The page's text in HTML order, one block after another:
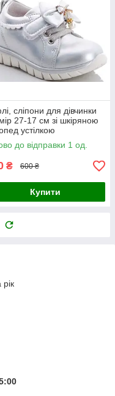
сліпони для дівчинки
27-17 см зі шкіряною
устілкою
до відправки 1 од.
₴ 600 ₴
Купити